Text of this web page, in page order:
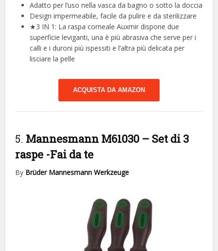
Adatto per l’uso nella vasca da bagno o sotto la doccia
Design impermeabile, facile da pulire e da sterilizzare
★3 IN 1: La raspa corneale Auxmir dispone due
superficie leviganti, una è più abrasiva che serve per i
calli e i duroni più ispessiti e l’altra più delicata per
lisciare la pelle
ACQUISTA DA AMAZON
5. Mannesmann M61030 – Set di 3
raspe -Fai da te
By Brüder Mannesmann Werkzeuge